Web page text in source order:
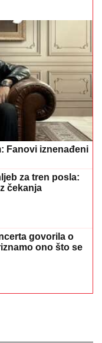
Fanovi iznenađeni
za tren posla:
čekanja
govorila o
ono što se